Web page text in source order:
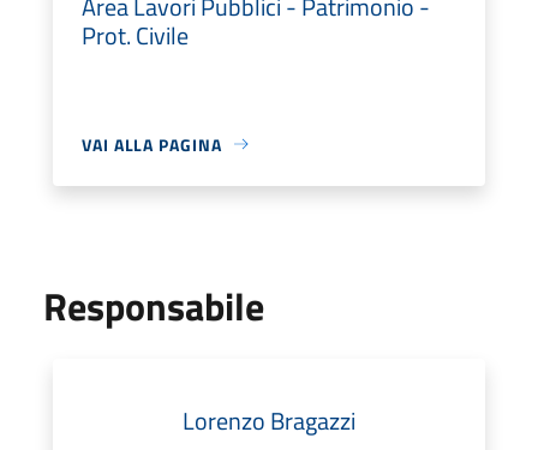
Prot. Civile
VAI ALLA PAGINA
Responsabile
Lorenzo Bragazzi